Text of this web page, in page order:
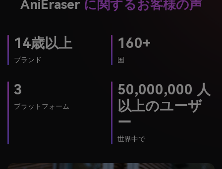
14歳以上 160+
3
50,000,000 人
以上のユーザ
ー